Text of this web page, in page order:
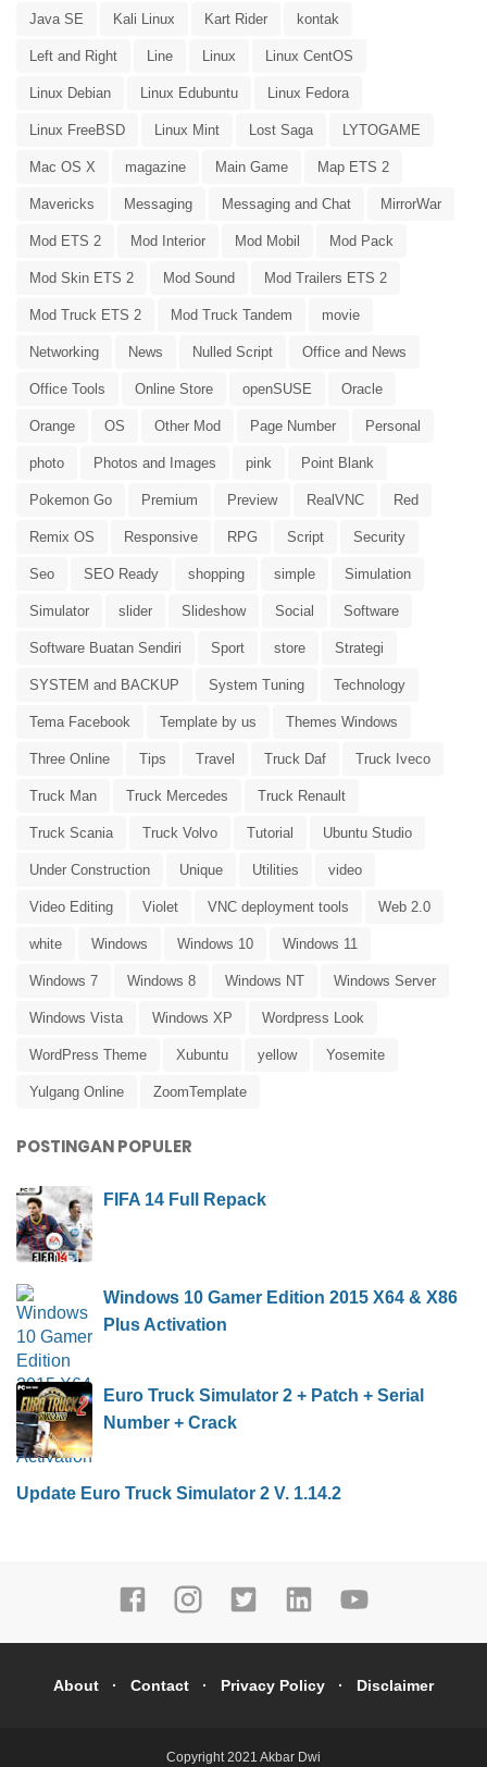
Java SE Kali Linux Kart Rider kontak
Left and Right Line Linux Linux CentOS
Linux Debian Linux Edubuntu Linux Fedora
Linux FreeBSD Linux Mint Lost Saga LYTOGAME
Mac OS X magazine Main Game Map ETS 2
Mavericks Messaging Messaging and Chat MirrorWar
Mod ETS 2 Mod Interior Mod Mobil Mod Pack
Mod Skin ETS 2 Mod Sound Mod Trailers ETS 2
Mod Truck ETS 2 Mod Truck Tandem movie
Networking News Nulled Script Office and News
Office Tools Online Store openSUSE Oracle
Orange OS Other Mod Page Number Personal
photo Photos and Images pink Point Blank
Pokemon Go Premium Preview RealVNC Red
Remix OS Responsive RPG Script Security
Seo SEO Ready shopping simple Simulation
Simulator slider Slideshow Social Software
Software Buatan Sendiri Sport store Strategi
SYSTEM and BACKUP System Tuning Technology
Tema Facebook Template by us Themes Windows
Three Online Tips Travel Truck Daf Truck Iveco
Truck Man Truck Mercedes Truck Renault
Truck Scania Truck Volvo Tutorial Ubuntu Studio
Under Construction Unique Utilities video
Video Editing Violet VNC deployment tools Web 2.0
white Windows Windows 10 Windows 11
Windows 7 Windows 8 Windows NT Windows Server
Windows Vista Windows XP Wordpress Look
WordPress Theme Xubuntu yellow Yosemite
Yulgang Online ZoomTemplate
POSTINGAN POPULER
FIFA 14 Full Repack
Windows 10 Gamer Edition 2015 X64 & X86
Plus Activation
Euro Truck Simulator 2 + Patch + Serial
Number + Crack
Update Euro Truck Simulator 2 V. 1.14.2
About Contact Privacy Policy Disclaimer
Copyright 2021 Akbar Dwi